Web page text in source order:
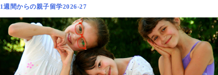
1週間からの親子留学2026-27